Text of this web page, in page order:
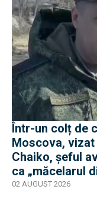
Într-un colț de
Moscova,
Chaiko, șeful
ca „măcelarul
supraviețuit
02 AUGUST 2026